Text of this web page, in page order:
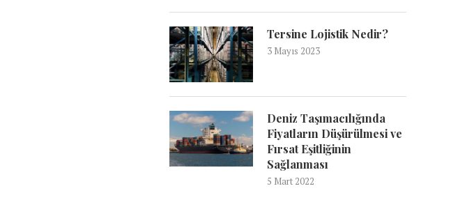
Tersine Lojistik Nedir?
3 Mayıs 2023
Deniz Taşımacılığında
Fiyatların Düşürülmesi ve
Fırsat Eşitliğinin
Sağlanması
5 Mart 2022